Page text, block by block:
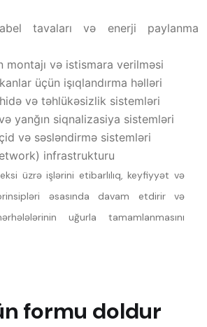
tavaları və enerji paylanma
montajı və istismara verilməsi
üçün işıqlandırma həlləri
və təhlükəsizlik sistemləri
yanğın siqnalizasiya sistemləri
və səsləndirmə sistemləri
infrastrukturu
üzrə işlərini etibarlılıq, keyfiyyət və
əsasında davam etdirir və
uğurla tamamlanmasını
formu doldur